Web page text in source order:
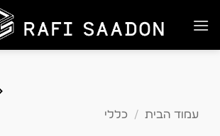
to
עמוד הבית / כללי